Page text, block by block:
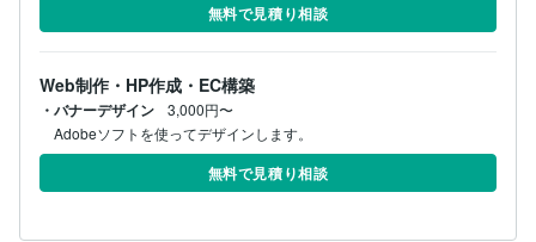
無料で見積り相談
Web制作・HP作成・EC構築
・バナーデザイン
3,000円〜
Adobeソフトを使ってデザインします。
無料で見積り相談